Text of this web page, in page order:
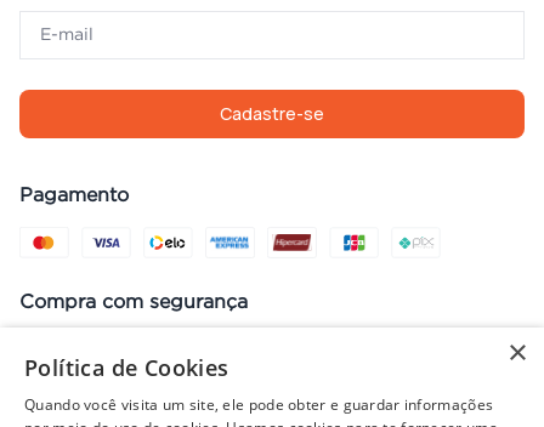
Cadastre-se
Pagamento
Compra com segurança
Preços, promoções, condições de pagamento e frete válidos apenas
×
Política de Cookies
Quando você visita um site, ele pode obter e guardar informações